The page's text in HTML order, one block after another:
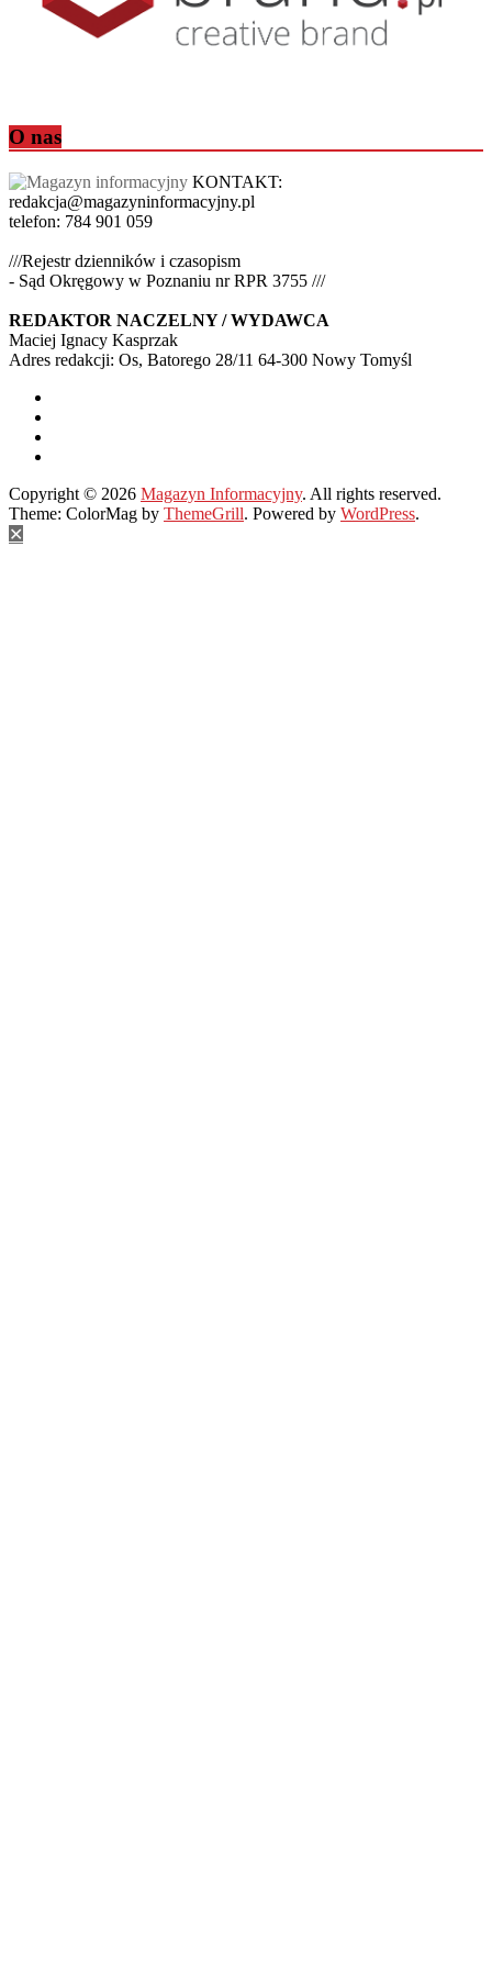
O nas
KONTAKT:
redakcja@magazyninformacyjny.pl
telefon: 784 901 059
///Rejestr dzienników i czasopism
- Sąd Okręgowy w Poznaniu nr RPR 3755 ///
REDAKTOR NACZELNY / WYDAWCA
Maciej Ignacy Kasprzak
Adres redakcji: Os, Batorego 28/11 64-300 Nowy Tomyśl
Copyright © 2026 Magazyn Informacyjny. All rights reserved.
Theme: ColorMag by ThemeGrill. Powered by WordPress.
✕